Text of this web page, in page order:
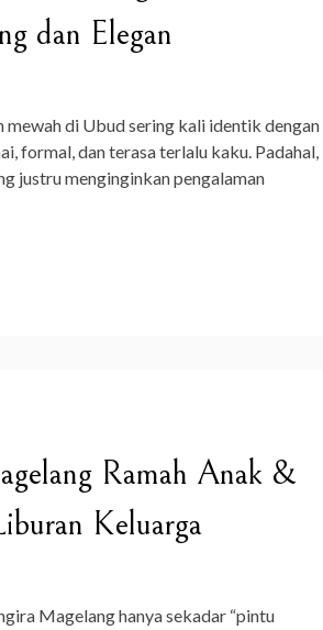
dan Elegan
mewah di Ubud sering kali identik dengan
formal, dan terasa terlalu kaku. Padahal,
justru menginginkan pengalaman
Ramah Anak &
Keluarga
Magelang hanya sekadar “pintu